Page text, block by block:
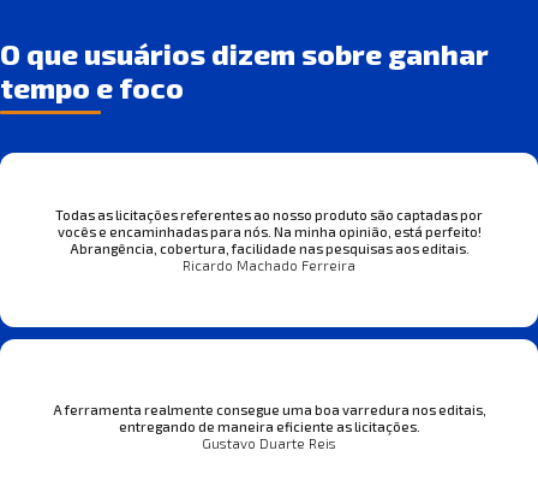
O que usuários dizem sobre ganhar
tempo e foco
Todas as licitações referentes ao nosso produto são captadas por
vocês e encaminhadas para nós. Na minha opinião, está perfeito!
Abrangência, cobertura, facilidade nas pesquisas aos editais.
Ricardo Machado Ferreira
A ferramenta realmente consegue uma boa varredura nos editais,
entregando de maneira eficiente as licitações.
Gustavo Duarte Reis